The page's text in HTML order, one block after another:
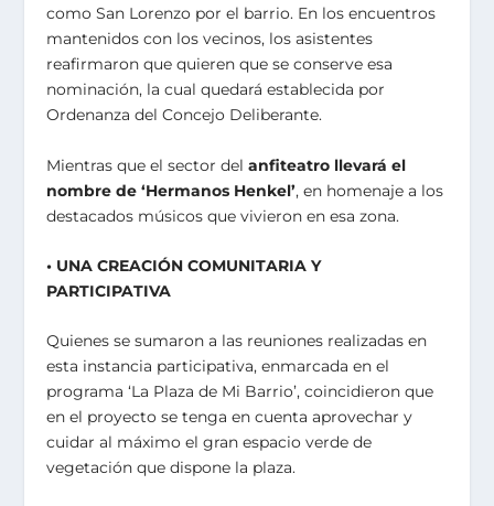
como San Lorenzo por el barrio. En los encuentros
mantenidos con los vecinos, los asistentes
reafirmaron que quieren que se conserve esa
nominación, la cual quedará establecida por
Ordenanza del Concejo Deliberante.
Mientras que el sector delanfiteatro llevará el
nombre de ‘Hermanos Henkel’, en homenaje a los
destacados músicos que vivieron en esa zona.
• UNA CREACIÓN COMUNITARIA Y
PARTICIPATIVA
Quienes se sumaron a las reuniones realizadas en
esta instancia participativa, enmarcada en el
programa ‘La Plaza de Mi Barrio’, coincidieron que
en el proyecto se tenga en cuenta aprovechar y
cuidar al máximo el gran espacio verde de
vegetación que dispone la plaza.